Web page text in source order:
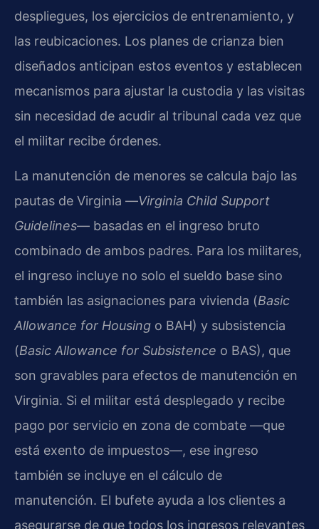
despliegues, los ejercicios de entrenamiento, y
las reubicaciones. Los planes de crianza bien
diseñados anticipan estos eventos y establecen
mecanismos para ajustar la custodia y las visitas
sin necesidad de acudir al tribunal cada vez que
el militar recibe órdenes.
La manutención de menores se calcula bajo las
pautas de Virginia —Virginia Child Support
Guidelines— basadas en el ingreso bruto
combinado de ambos padres. Para los militares,
el ingreso incluye no solo el sueldo base sino
también las asignaciones para vivienda (Basic
Allowance for Housing o BAH) y subsistencia
(Basic Allowance for Subsistence o BAS), que
son gravables para efectos de manutención en
Virginia. Si el militar está desplegado y recibe
pago por servicio en zona de combate —que
está exento de impuestos—, ese ingreso
también se incluye en el cálculo de
manutención. El bufete ayuda a los clientes a
asegurarse de que todos los ingresos relevantes